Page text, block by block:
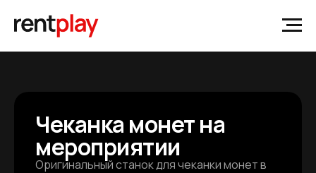
Чеканка монет на
мероприятии
Оригинальный станок для чеканки монет в